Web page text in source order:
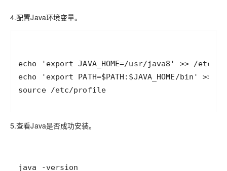
4.配置Java环境变量。
source /etc/profile
5.查看Java是否成功安装。
java -version